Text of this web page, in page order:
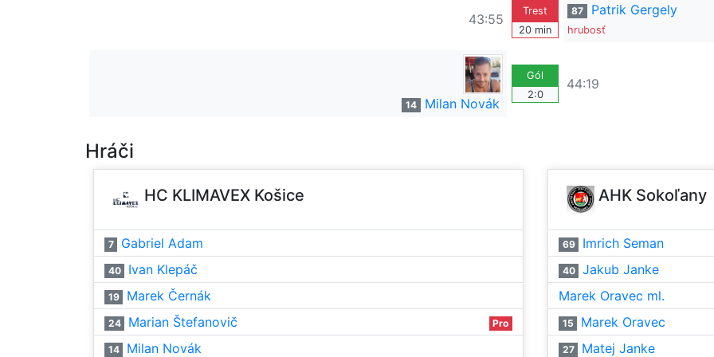
43:55
Trest
20 min
87 Patrik Gergely
hrubosť
14 Milan Novák
Gól
2:0
44:19
Hráči
HC KLIMAVEX Košice
7 Gabriel Adam
40 Ivan Klepáč
19 Marek Černák
24 Marian Štefanovič Pro
14 Milan Novák
AHK Sokoľany
69 Imrich Seman
40 Jakub Janke
Marek Oravec ml.
15 Marek Oravec
27
Matej Janke